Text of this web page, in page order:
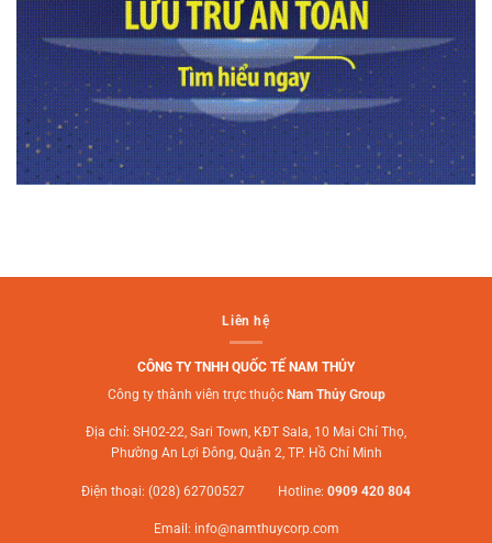
Liên hệ
CÔNG TY TNHH QUỐC TẾ NAM THỦY
Công ty thành viên trực thuộc Nam Thủy Group
Địa chỉ: SH02-22, Sari Town, KĐT Sala, 10 Mai Chí Thọ,
Phường An Lợi Đông, Quận 2, TP. Hồ Chí Minh
Điện thoại: (028) 62700527 Hotline: 0909 420 804
Email: info@namthuycorp.com